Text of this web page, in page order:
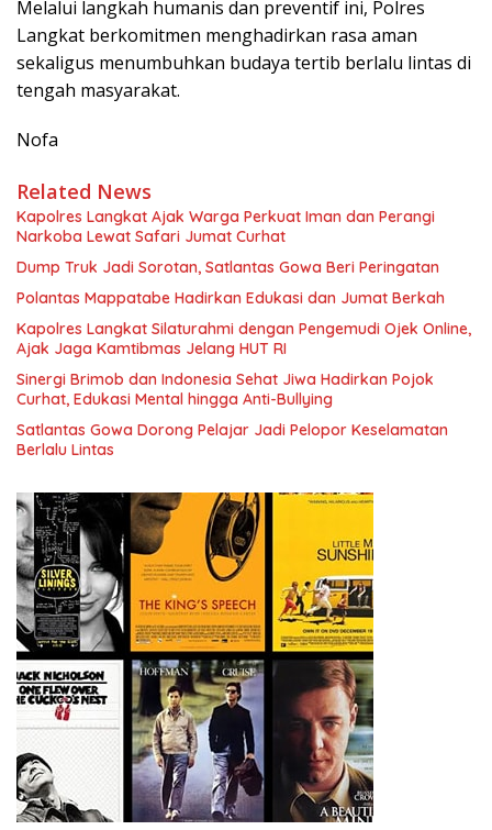
Melalui langkah humanis dan preventif ini, Polres
Langkat berkomitmen menghadirkan rasa aman
sekaligus menumbuhkan budaya tertib berlalu lintas di
tengah masyarakat.
Nofa
Related News
Kapolres Langkat Ajak Warga Perkuat Iman dan Perangi
Narkoba Lewat Safari Jumat Curhat
Dump Truk Jadi Sorotan, Satlantas Gowa Beri Peringatan
Polantas Mappatabe Hadirkan Edukasi dan Jumat Berkah
Kapolres Langkat Silaturahmi dengan Pengemudi Ojek Online,
Ajak Jaga Kamtibmas Jelang HUT RI
Sinergi Brimob dan Indonesia Sehat Jiwa Hadirkan Pojok
Curhat, Edukasi Mental hingga Anti-Bullying
Satlantas Gowa Dorong Pelajar Jadi Pelopor Keselamatan
Berlalu Lintas